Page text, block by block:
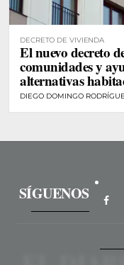
DECRETO DE VIVIENDA
El nuevo decreto
comunidades y
alternativas
de personas
DIEGO DOMINGO
SÍGUENOS